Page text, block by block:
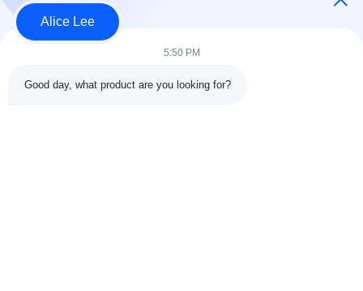
Beliebte Kategorien
Stahlkonstruktionsbau
Werkstatt
Alice Lee
5:50 PM
Good day, what product are you looking for?